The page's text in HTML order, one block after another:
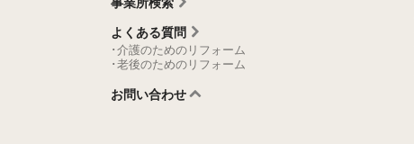
よくある質問
･介護のためのリフォーム
･老後のためのリフォーム
お問い合わせ